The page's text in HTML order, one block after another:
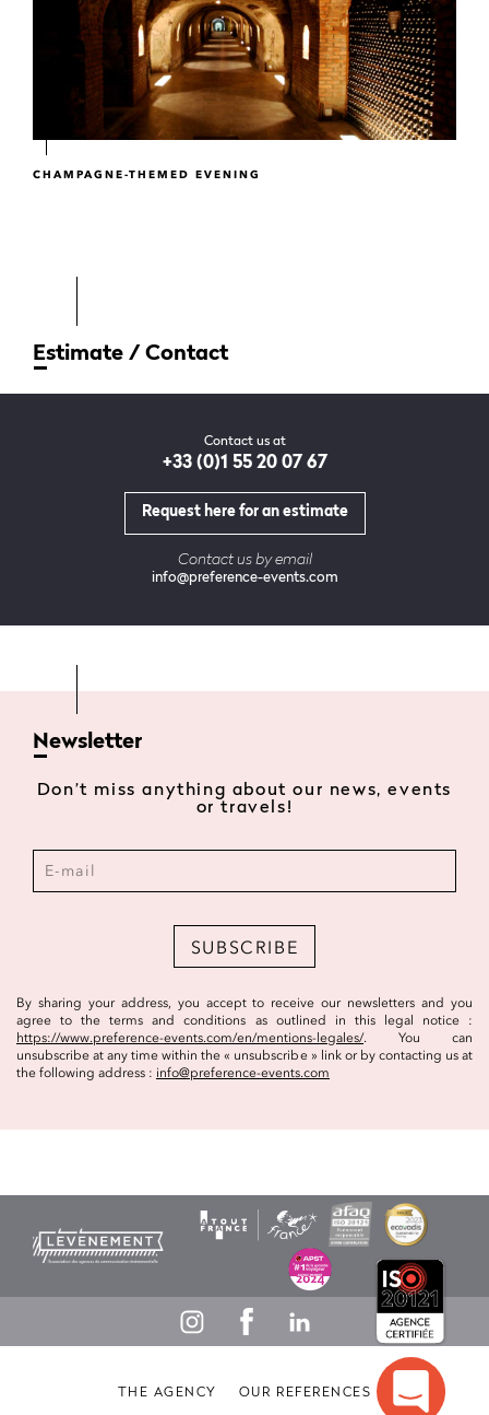
CHAMPAGNE-THEMED EVENING
Estimate / Contact
Contact us at
+33 (0)1 55 20 07 67
Request here for an estimate
Contact us by email
info@preference-events.com
Newsletter
Don’t miss anything about our news, events
or travels!
SUBSCRIBE
By sharing your address, you accept to receive our newsletters and you
agree to the terms and conditions as outlined in this legal notice :
https://www.preference-events.com/en/mentions-legales/. You can
unsubscribe at any time within the « unsubscribe » link or by contacting us at
the following address : info@preference-events.com
THE AGENCY OUR REFERENCES